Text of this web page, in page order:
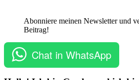
Abonniere meinen Newsletter und
Beitrag!
Chat in WhatsApp